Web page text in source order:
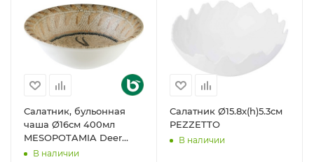
Салатник, бульонная
чаша Ø16см 400мл
MESOPOTAMIA Deer
Gourmet
В наличии
Салатник Ø15.8x(h)5.3см
PEZZETTO
В наличии